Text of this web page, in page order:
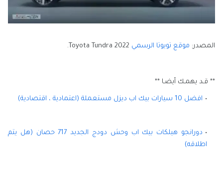
المصدر: موقع تويوتا الرسمي
** قـد يهمـك أيضـا **
افضل 10 سيارات بيك اب ديزل مستعملة (اعتمادية ، اقتصادية)
دورانجو هيلكات بيك اب وحش دودج الجديد 717 حصان (هل يتم
اطلاقه)